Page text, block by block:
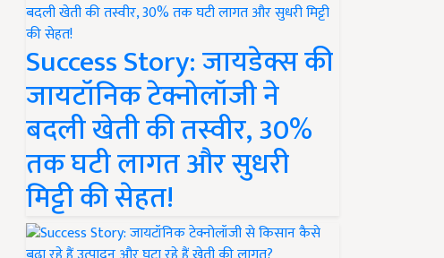
Success Story: जायडेक्स की
जायटॉनिक टेक्नोलॉजी ने
बदली खेती की तस्वीर, 30%
तक घटी लागत और सुधरी
मिट्टी की सेहत!